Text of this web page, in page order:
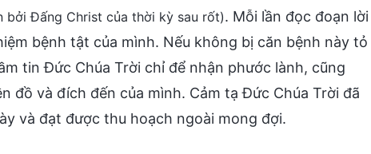
bởi Đấng Christ của thời kỳ sau rốt). Mỗi lần đọc đoạn lời
bệnh tật của mình. Nếu không bị căn bệnh này tỏ
tin Đức Chúa Trời chỉ để nhận phước lành, cũng
đồ và đích đến của mình. Cảm tạ Đức Chúa Trời đã
và đạt được thu hoạch ngoài mong đợi.